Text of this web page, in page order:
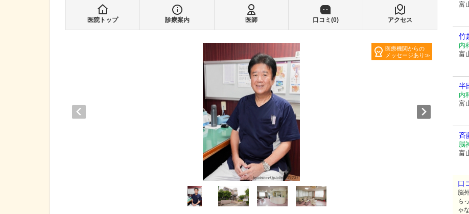
医院トップ 診療案内 医師 口コミ(0) アクセス
医療機関からの
メッセージあり
富
竹
内
富
半
内
富
斉
脳
富
口
脳
ら
ゃ